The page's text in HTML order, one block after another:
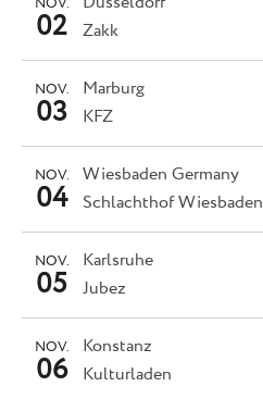
02 Zakk
Marburg
NOV.
03 KFZ
Wiesbaden Germany
NOV.
04 Schlachthof Wiesbaden
Karlsruhe
NOV.
05 Jubez
Konstanz
NOV.
06 Kulturladen